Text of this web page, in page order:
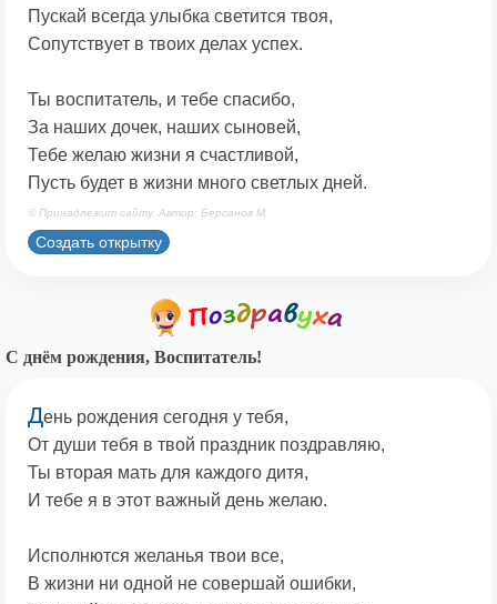
Пускай всегда улыбка светится твоя,
Сопутствует в твоих делах успех.
Ты воспитатель, и тебе спасибо,
За наших дочек, наших сыновей,
Тебе желаю жизни я счастливой,
Пусть будет в жизни много светлых дней.
© Принадлежит сайту. Автор: Берсанов М.
Создать открытку
С днём рождения, Воспитатель!
День рождения сегодня у тебя,
От души тебя в твой праздник поздравляю,
Ты вторая мать для каждого дитя,
И тебе я в этот важный день желаю.
Исполнются желанья твои все,
В жизни ни одной не совершай ошибки,